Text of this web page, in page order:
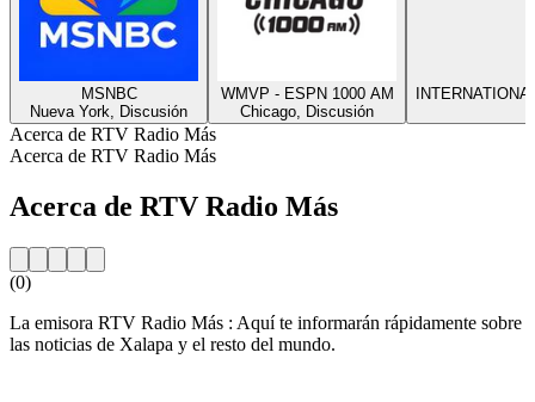
MSNBC
Nueva York, Discusión
WMVP - ESPN 1000 AM
Chicago, Discusión
Acerca de RTV Radio Más
Acerca de RTV Radio Más
Acerca de RTV Radio Más
(0)
La emisora RTV Radio Más : Aquí te informarán rápidamente sobre
las noticias de Xalapa y el resto del mundo.